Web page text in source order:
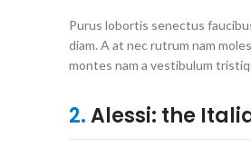
Purus lobortis senectus
diam. A at nec rutrum nam
montes nam a vestibulum
2.Alessi: the